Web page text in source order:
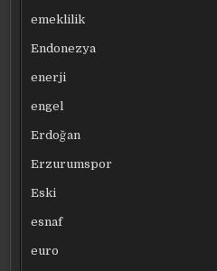
emeklilik
Endonezya
enerji
engel
Erdoğan
Erzurumspor
Eski
esnaf
euro